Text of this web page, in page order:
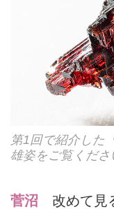
第1回で紹介した
雄姿をご覧くださ
菅沼 改めて見